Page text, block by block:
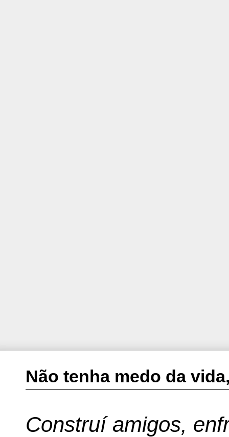
Não tenha medo da
Construí amigos,